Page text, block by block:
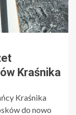
Kraśnika
Kraśnika
do nowo